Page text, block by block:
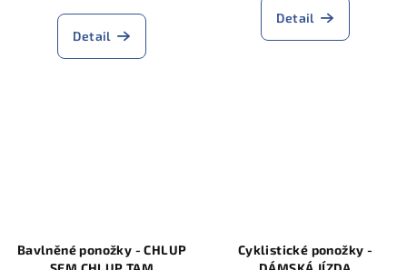
Detail
Detail
Bavlněné ponožky - CHLUP
Cyklistické ponožky -